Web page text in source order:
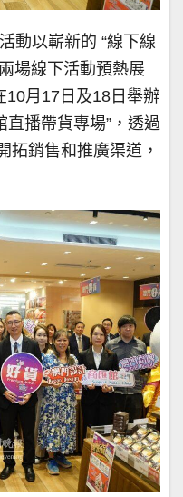
動以嶄新的 “線下線
場線下活動預熱展
10月17日及18日舉辦
直播帶貨專場”，透過
拓銷售和推廣渠道，